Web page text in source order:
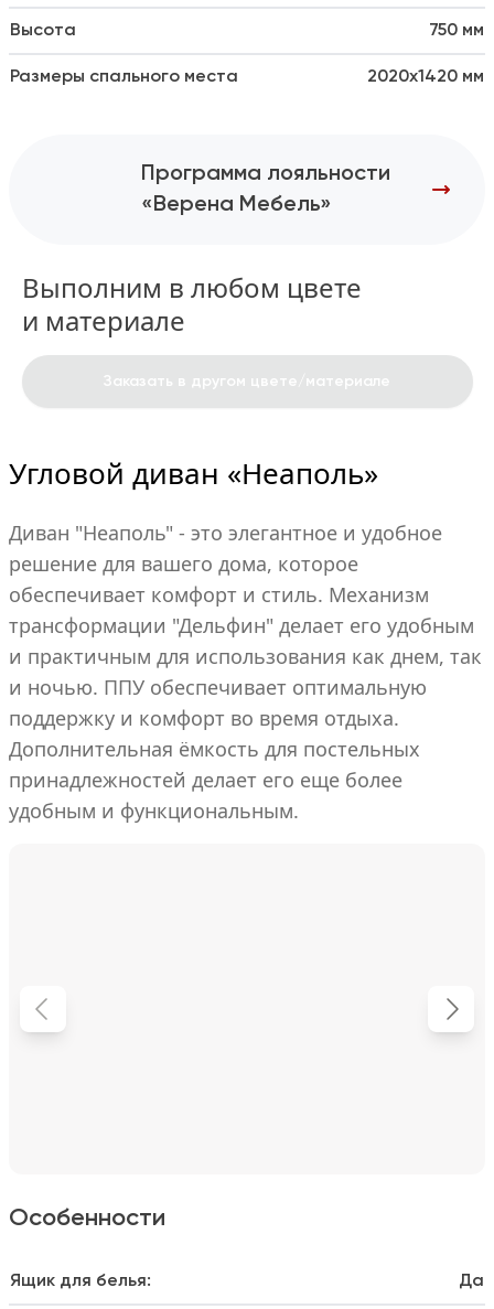
Высота 750 мм
Размеры спального места 2020x1420 мм
Программа лояльности
«Верена Мебель»
Выполним в любом цвете
и материале
Заказать в другом цвете/материале
Угловой диван «Неаполь»
Диван "Неаполь" - это элегантное и удобное
решение для вашего дома, которое
обеспечивает комфорт и стиль. Механизм
трансформации "Дельфин" делает его удобным
и практичным для использования как днем, так
и ночью. ППУ обеспечивает оптимальную
поддержку и комфорт во время отдыха.
Дополнительная ёмкость для постельных
принадлежностей делает его еще более
удобным и функциональным.
Особенности
Ящик для белья: Да